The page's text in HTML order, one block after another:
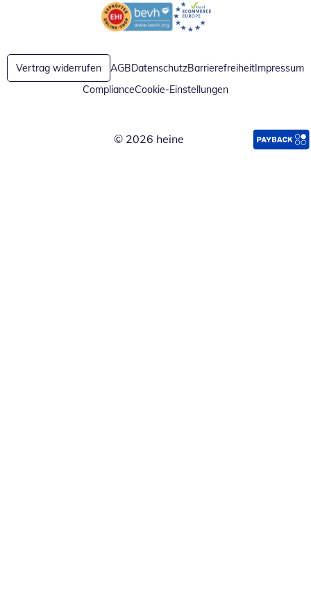
Öffnet in neuem FensterÖffnet in neuem Fenster
Vertrag widerrufen AGBDatenschutzBarrierefreiheitImpressum
ComplianceCookie-Einstellungen
© 2026 heine